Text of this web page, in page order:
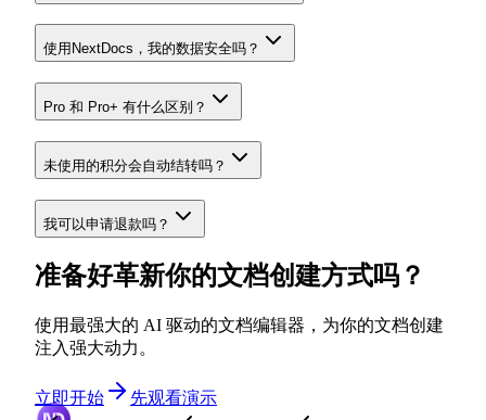
使用NextDocs，我的数据安全吗？
Pro 和 Pro+ 有什么区别？
未使用的积分会自动结转吗？
我可以申请退款吗？
准备好革新你的文档创建方式吗？
使用最强大的 AI 驱动的文档编辑器，为你的文档创建
注入强大动力。
立即开始
先观看演示